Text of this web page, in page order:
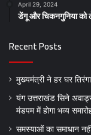
April 29, 2024
डेंगू और चिकनगुनिया को
Recent Posts
मुख्यमंत्री ने हर घर
यंग उत्तराखंड सिने
मंडपम में होगा भव्य
समस्याओं का समाधान